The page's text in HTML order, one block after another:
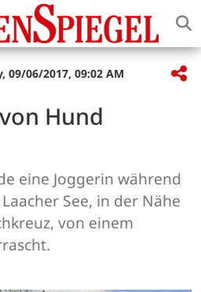
09/06/2017, 09:02 AM
Hund
eine Joggerin während
See, in der Nähe
von einem